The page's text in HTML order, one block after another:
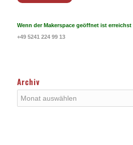
Wenn der Makerspace geöffnet ist
+49 5241 224 99 13
Archiv